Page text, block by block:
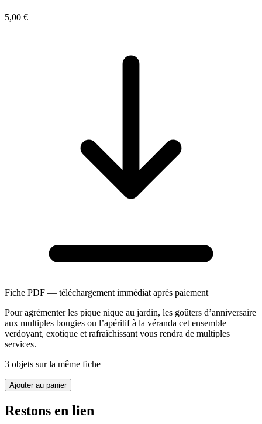
5,00 €
Fiche PDF — téléchargement immédiat après paiement
Pour agrémenter les pique nique au jardin, les goûters d’anniversaire
aux multiples bougies ou l’apéritif à la véranda cet ensemble
verdoyant, exotique et rafraîchissant vous rendra de multiples
services.
3 objets sur la même fiche
Ajouter au panier
Restons en lien